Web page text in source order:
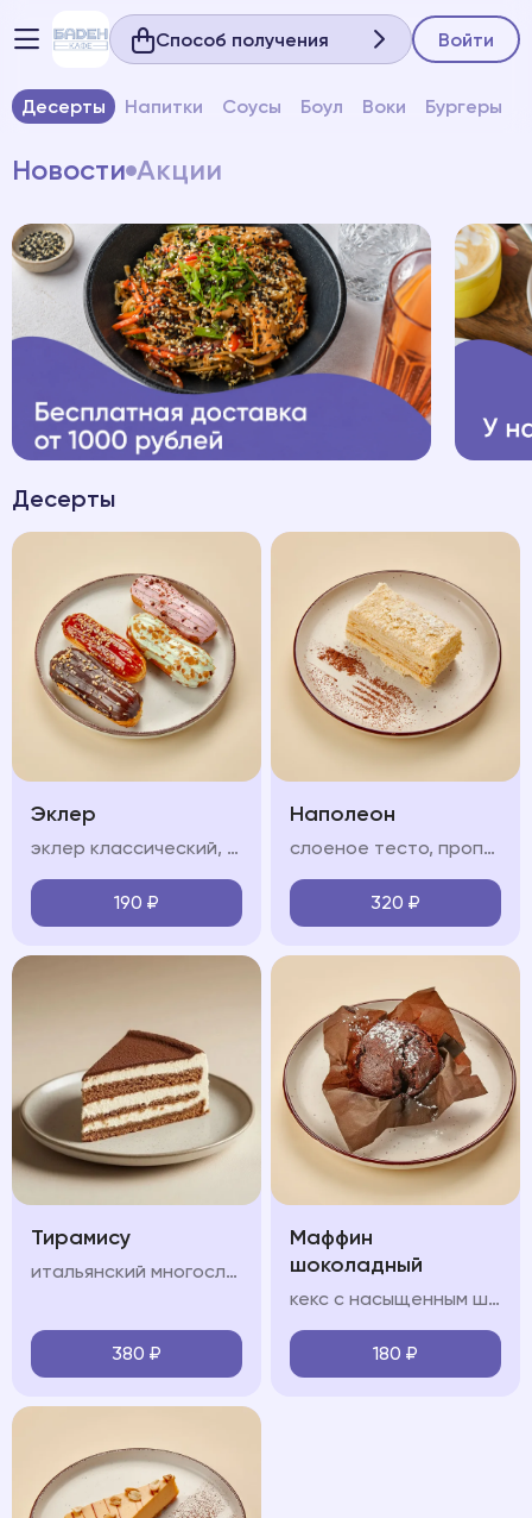
Способ получения Войти
Десерты Напитки Соусы Боул Воки Бургеры
Новости Акции
Десерты
Эклер
эклер классический, соленая карамель, фисташковый, клубничный (на выбор)
190 ₽
Наполеон
слоеное тесто, пропитанное нежным крем-чиз
320 ₽
Тирамису
итальянский многослойный десерт, в состав которого входят сыр маскарпоне, кофе, куриные яйца, сахар и печенье савоярди.
380 ₽
Маффин
шоколадный
кекс с насыщенным шоколадным вкусом, который содержит приятную жидкую кофейную структуру
180 ₽